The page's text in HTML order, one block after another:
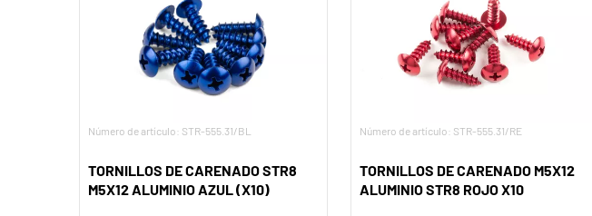
Número de artículo: STR-555.31/BL
TORNILLOS DE CARENADO STR8
M5X12 ALUMINIO AZUL (X10)
Número de artículo: STR-555.31/RE
TORNILLOS DE CARENADO M5X12
ALUMINIO STR8 ROJO X10